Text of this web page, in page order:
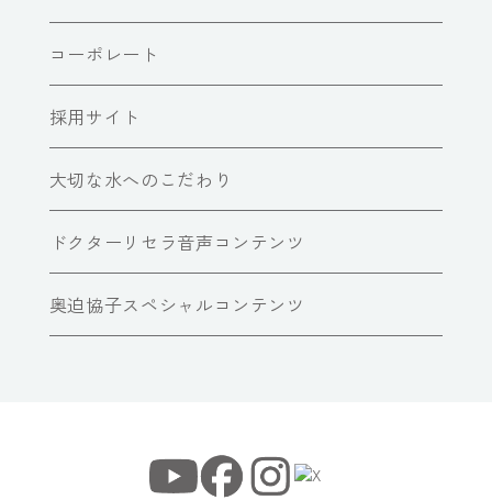
コーポレート
採用サイト
大切な水へのこだわり
ドクターリセラ音声コンテンツ
奥迫協子スペシャルコンテンツ